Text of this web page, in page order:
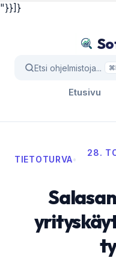
"}}]}
Etsi ohjelmistoja...
Etusivu
TIETOTURVA•
28.